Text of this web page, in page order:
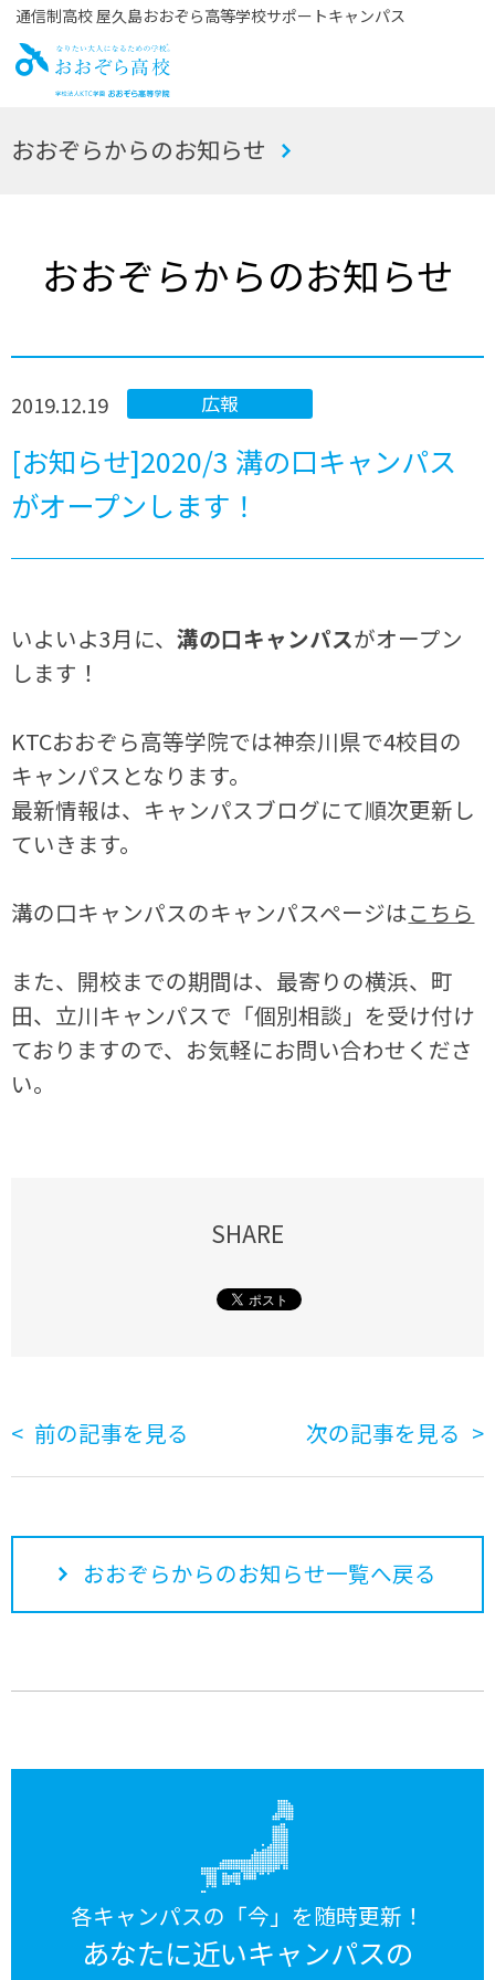
通信制高校 屋久島おおぞら高等学校サポートキャンパス
お
おおぞらからのお知らせ
おおぞらからのお知らせ
2019.12.19 広報
[お知らせ]2020/3 溝の口キャンパス
がオープンします！
いよいよ3月に、溝の口キャンパスがオープン
します！
KTCおおぞら高等学院では神奈川県で4校目の
キャンパスとなります。
最新情報は、キャンパスブログにて順次更新し
ていきます。
溝の口キャンパスのキャンパスページはこちら
また、開校までの期間は、最寄りの横浜、町
田、立川キャンパスで「個別相談」を受け付け
ておりますので、お気軽にお問い合わせくださ
い。
SHARE
前の記事を見る 次の記事を見る
おおぞらからのお知らせ一覧へ戻る
各キャンパスの「今」を随時更新！
あなたに近いキャンパスの